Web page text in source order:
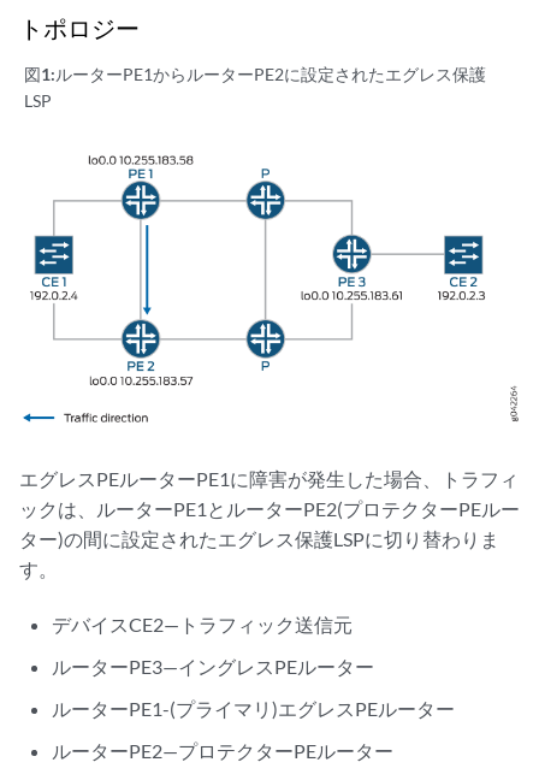
トポロジー
図1:ルーターPE1からルーターPE2に設定されたエグレス保護
LSP
エグレスPEルーターPE1に障害が発生した場合、トラフィ
ックは、ルーターPE1とルーターPE2(プロテクターPEルー
ター)の間に設定されたエグレス保護LSPに切り替わりま
す。
デバイスCE2—トラフィック送信元
ルーターPE3—イングレスPEルーター
ルーターPE1-(プライマリ)エグレスPEルーター
ルーターPE2—プロテクターPEルーター